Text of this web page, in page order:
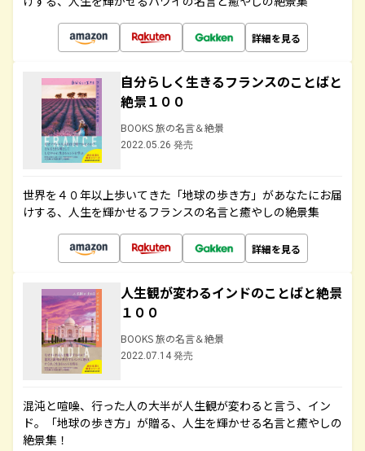
詳細を見る
自分らしく生きるフランスのことばと
絶景１００
BOOKS 旅の名言＆絶景
2022.05.26 発売
世界を４０年以上歩いてきた「地球の歩き方」があなたにお届
けする、人生を輝かせるフランスの名言と癒やしの絶景集
詳細を見る
人生観が変わるインドのことばと絶景
１００
BOOKS 旅の名言＆絶景
2022.07.14 発売
混沌と喧噪、行った人の大半が人生観が変わると言う、イン
ド。「地球の歩き方」が贈る、人生を輝かせる名言と癒やしの
絶景集！